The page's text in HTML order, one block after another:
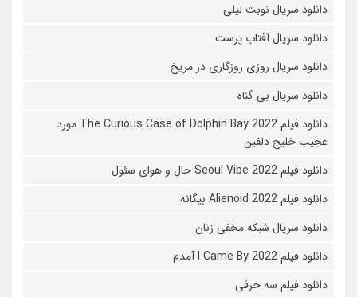
دانلود سریال نوبت لیلی
دانلود سریال آفتاب پرست
دانلود سریال روزی روزگاری در مریخ
دانلود سریال بی گناه
دانلود فیلم The Curious Case of Dolphin Bay 2022 مورد
عجیب خلیج دلفین
دانلود فیلم Seoul Vibe 2022 حال و هوای سئول
دانلود فیلم Alienoid 2022 بیگانه
دانلود سریال شبکه مخفی زنان
دانلود فیلم I Came By 2022 آمدم
دانلود فیلم سه حرفی